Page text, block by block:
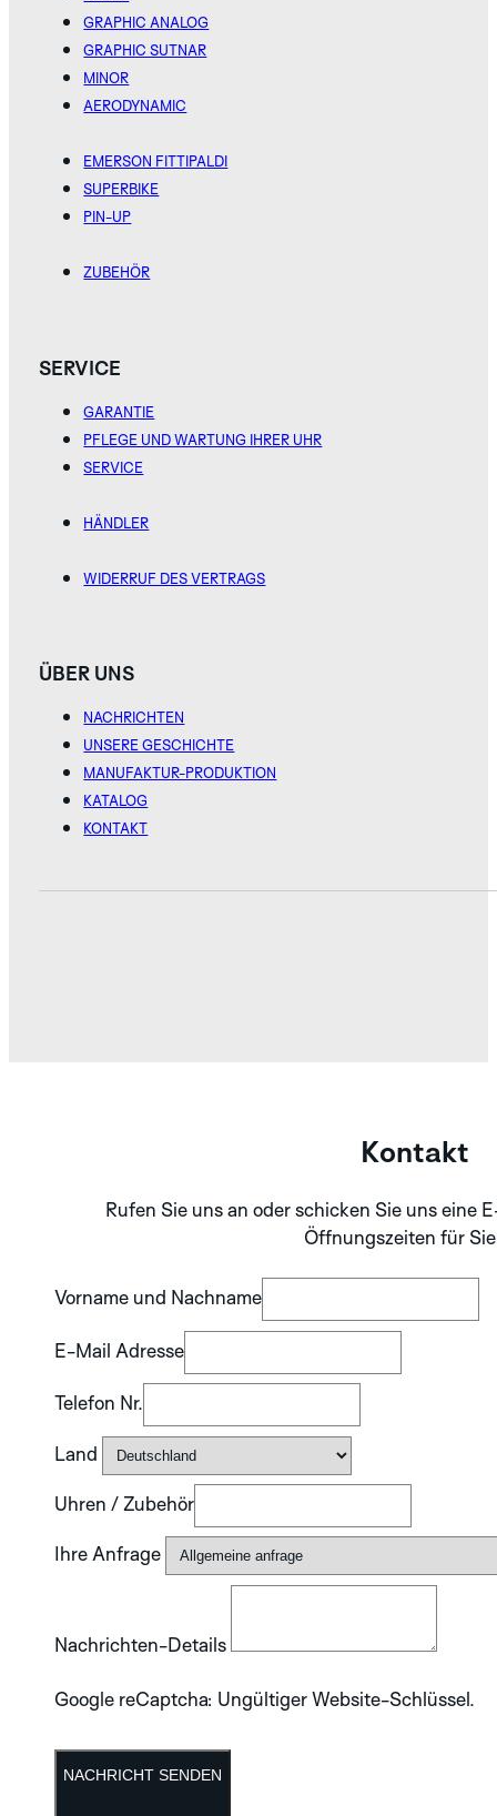
GRAPHIC ANALOG
GRAPHIC SUTNAR
MINOR
AERODYNAMIC
EMERSON FITTIPALDI
SUPERBIKE
PIN-UP
ZUBEHÖR
SERVICE
GARANTIE
PFLEGE UND WARTUNG IHRER UHR
SERVICE
HÄNDLER
WIDERRUF DES VERTRAGS
ÜBER UNS
NACHRICHTEN
UNSERE GESCHICHTE
MANUFAKTUR-PRODUKTION
KATALOG
KONTAKT
Kontakt
Rufen Sie uns an oder schicken Sie uns eine
Öffnungszeiten für
Vorname und Nachname
E-Mail Adresse
Telefon Nr.
Land
Uhren / Zubehör
Ihre Anfrage
Nachrichten-Details
Google reCaptcha: Ungültiger Website-Schlüssel.
NACHRICHT SENDEN